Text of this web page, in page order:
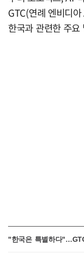
GTC(연례 엔비디
한국과 관련한 주
"한국은 특별하다